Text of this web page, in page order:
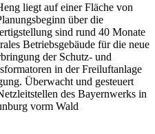
liegt auf einer Fläche von
über die
sind rund 40 Monate
Betriebsgebäude für die neue
der Schutz- und
in der Freiluftanlage
Überwacht und gesteuert
des Bayernwerks in
vorm Wald